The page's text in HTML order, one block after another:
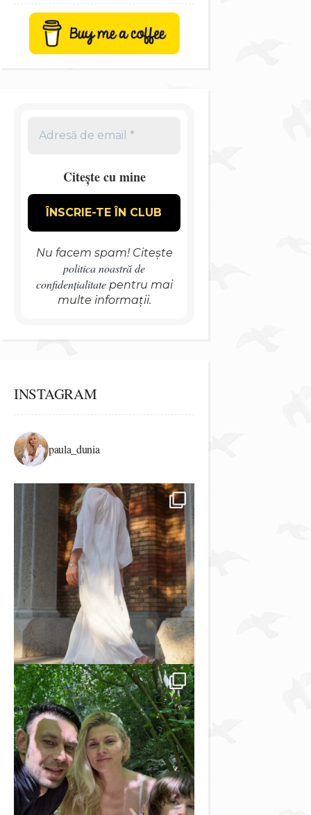
Citește cu mine
Nu facem spam! Citește
politica noastră de
confidențialitatepentru mai
multe informații.
INSTAGRAM
paula_dunia